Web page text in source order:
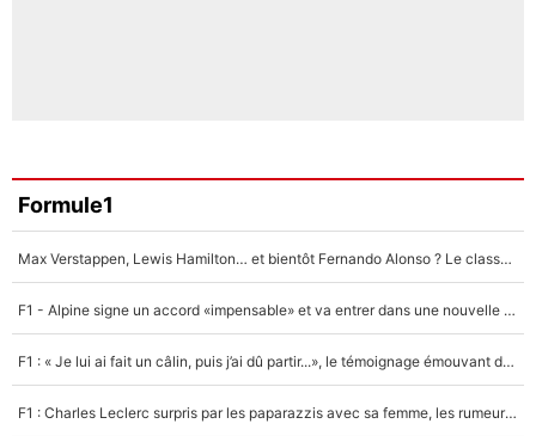
Formule1
Max Verstappen, Lewis Hamilton… et bientôt Fernando Alonso ? Le classement des pilotes les mieux payés en Formule 1 risque de changer !
F1 - Alpine signe un accord «impensable» et va entrer dans une nouvelle dimension : Grande nouvelle pour Pierre Gasly !
F1 : « Je lui ai fait un câlin, puis j’ai dû partir...», le témoignage émouvant de Max Verstappen sur sa fille
F1 : Charles Leclerc surpris par les paparazzis avec sa femme, les rumeurs étaient vraies !